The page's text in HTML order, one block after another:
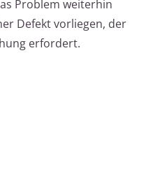
Problem weiterhin
Defekt vorliegen, der
erfordert.